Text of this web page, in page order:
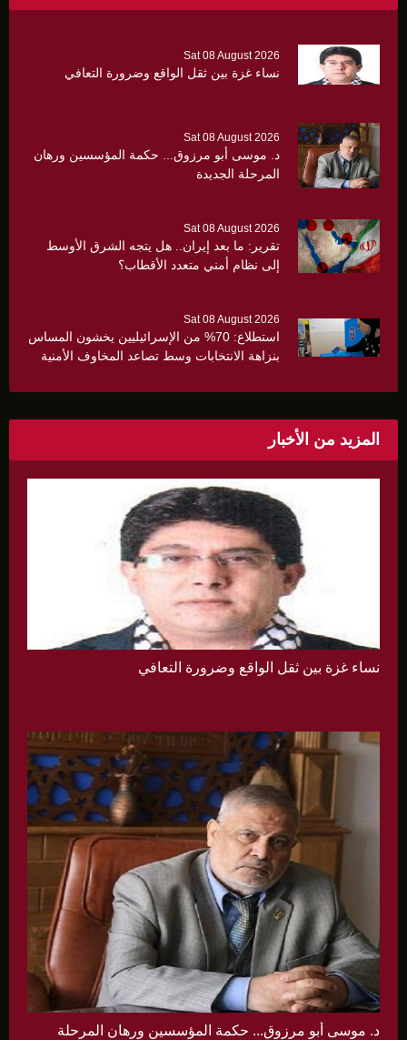
Sat 08 August 2026
نساء غزة بين ثقل الواقع وضرورة التعافي
Sat 08 August 2026
د. موسى أبو مرزوق... حكمة المؤسسين ورهان
المرحلة الجديدة
Sat 08 August 2026
تقرير: ما بعد إيران.. هل يتجه الشرق الأوسط
إلى نظام أمني متعدد الأقطاب؟
Sat 08 August 2026
استطلاع: 70% من الإسرائيليين يخشون المساس
بنزاهة الانتخابات وسط تصاعد المخاوف الأمنية
المزيد من الأخبار
نساء غزة بين ثقل الواقع وضرورة التعافي
د. موسى أبو مرزوق... حكمة المؤسسين ورهان المرحلة